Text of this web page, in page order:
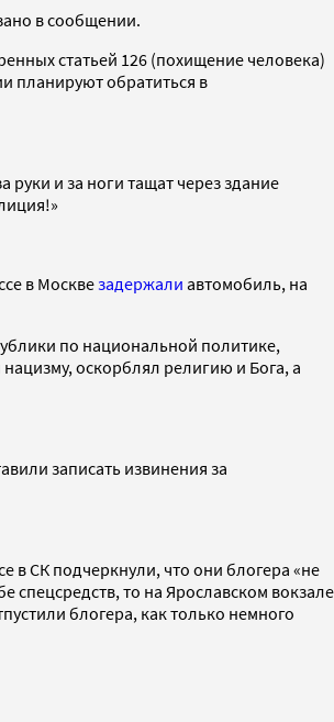
в сообщении.
статьей 126 (похищение человека)
планируют обратиться в
и за ноги тащат через здание
в Москвезадержали автомобиль, на
по национальной политике,
оскорблял религию и Бога, а
записать извинения за
в СК подчеркнули, что они блогера «не
спецсредств, то на Ярославском вокзале
блогера, как только немного